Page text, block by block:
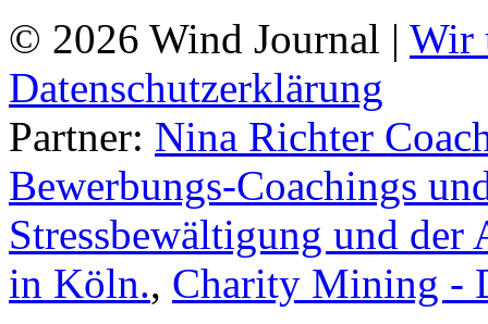
© 2026 Wind Journal | Wir
Datenschutzerklärung
Partner: Nina Richter
Bewerbungs-Coachings
Stressbewältigung und
in Köln., Charity Mining -